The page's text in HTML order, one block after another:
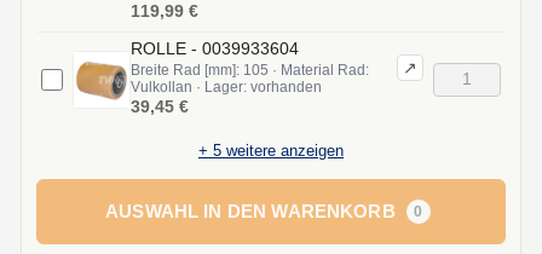
119,99 €
ROLLE - 0039933604
Breite Rad [mm]: 105 · Material Rad:
Vulkollan · Lager: vorhanden
↗
39,45 €
+ 5 weitere anzeigen
AUSWAHL IN DEN WARENKORB 0